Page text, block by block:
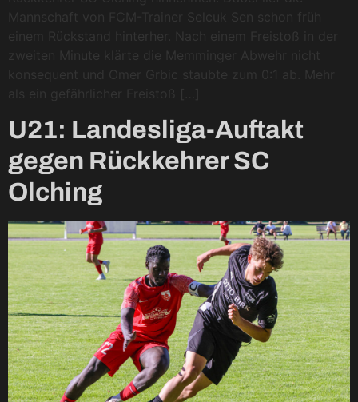
Mannschaft von FCM-Trainer Selcuk Sen schon früh
einem Rückstand hinterher. Nach einem Freistoß in der
zweiten Minute klärte die Memminger Abwehr nicht
konsequent und Omer Grbic staubte zum 0:1 ab. Mehr
als ein gefährlicher Freistoß […]
U21: Landesliga-Auftakt
gegen Rückkehrer SC
Olching